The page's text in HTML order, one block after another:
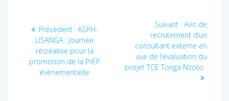
l’article
Précédent : Article
précédent
:
KSPH-
LISANGA : Journée
récréative pour la
promotion de la PrEP
évènementielle
Suivant : Article
suivant
:
Avis de
recrutement d’un
consultant externe en
vue de l’évaluation du
projet TCE Tonga Nzoto